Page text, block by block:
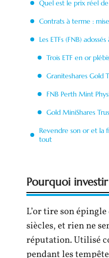
Quel est le prix réel de
Contrats à terme :
Les ETFs (FNB) adossés
Trois ETF en or
Graniteshares Gold
FNB Perth Mint
Gold MiniShares
Revendre son or et la
tout
Pourquoi investir
L’or tire son
siècles, et rien ne
réputation. Utilisé
pendant les